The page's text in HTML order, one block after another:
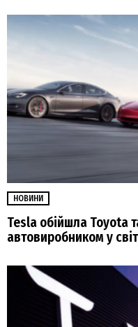
НОВИНИ
Tesla обійшла Toyota
автовиробником у